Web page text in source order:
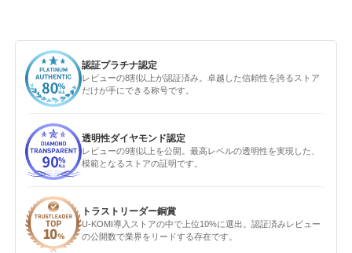
認証プラチナ認定
レビューの8割以上が認証済み。卓越した信頼性を誇るストア
だけが手にできる称号です。
透明性ダイヤモンド認定
レビューの9割以上を公開。最高レベルの透明性を実現した、
模範となるストアの証明です。
トラストリーダー銅賞
U-KOMI導入ストアの中で上位10%に選出。認証済みレビュー
の公開数で業界をリードする存在です。